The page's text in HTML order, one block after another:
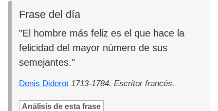
Frase del día
"El hombre más feliz es el que hace la
felicidad del mayor número de sus
semejantes."
Denis Diderot 1713-1784. Escritor francés.
Análisis de esta frase